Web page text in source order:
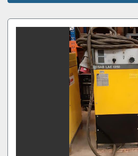
Todas as Categorias
Organizar por